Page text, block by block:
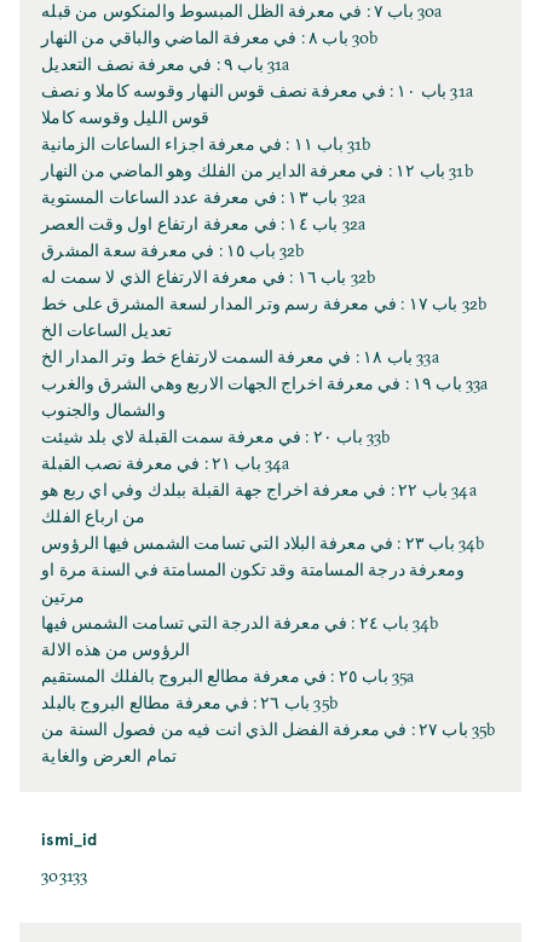
30a باب ٧ : في معرفة الظل المبسوط والمنكوس من قبله
30b باب ٨ : في معرفة الماضي والباقي من النهار
31a باب ٩ : في معرفة نصف التعديل
31a باب ١٠ : في معرفة نصف قوس النهار وقوسه كاملا و نصف
قوس الليل وقوسه كاملا
31b باب ١١ : في معرفة اجزاء الساعات الزمانية
31b باب ١٢ : في معرفة الداير من الفلك وهو الماضي من النهار
32a باب ١٣ : في معرفة عدد الساعات المستوية
32a باب ١٤ : في معرفة ارتفاع اول وقت العصر
32b باب ١٥ : في معرفة سعة المشرق
32b باب ١٦ : في معرفة الارتفاع الذي لا سمت له
32b باب ١٧ : في معرفة رسم وتر المدار لسعة المشرق على خط
تعديل الساعات الخ
33a باب ١٨ : في معرفة السمت لارتفاع خط وتر المدار الخ
33a باب ١٩ : في معرفة اخراج الجهات الاربع وهي الشرق والغرب
والشمال والجنوب
33b باب ٢٠ : في معرفة سمت القبلة لاي بلد شيئت
34a باب ٢١ : في معرفة نصب القبلة
34a باب ٢٢ : في معرفة اخراج جهة القبلة ببلدك وفي اي ربع هو
من ارباع الفلك
34b باب ٢٣ : في معرفة البلاد التي تسامت الشمس فيها الرؤوس
ومعرفة درجة المسامتة وقد تكون المسامتة في السنة مرة او
مرتين
34b باب ٢٤ : في معرفة الدرجة التي تسامت الشمس فيها
الرؤوس من هذه الالة
35a باب ٢٥ : في معرفة مطالع البروج بالفلك المستقيم
35b باب ٢٦ : في معرفة مطالع البروج بالبلد
35b باب ٢٧ : في معرفة الفضل الذي انت فيه من فصول السنة من
تمام العرض والغاية
ismi_id
303133